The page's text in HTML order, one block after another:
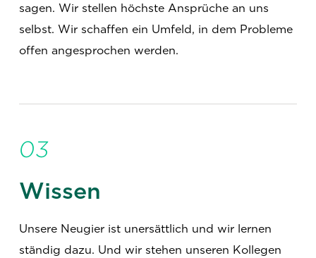
sagen. Wir stellen höchste Ansprüche an uns
selbst. Wir schaffen ein Umfeld, in dem Probleme
offen angesprochen werden.
03
Wissen
Unsere Neugier ist unersättlich und wir lernen
ständig dazu. Und wir stehen unseren Kollegen